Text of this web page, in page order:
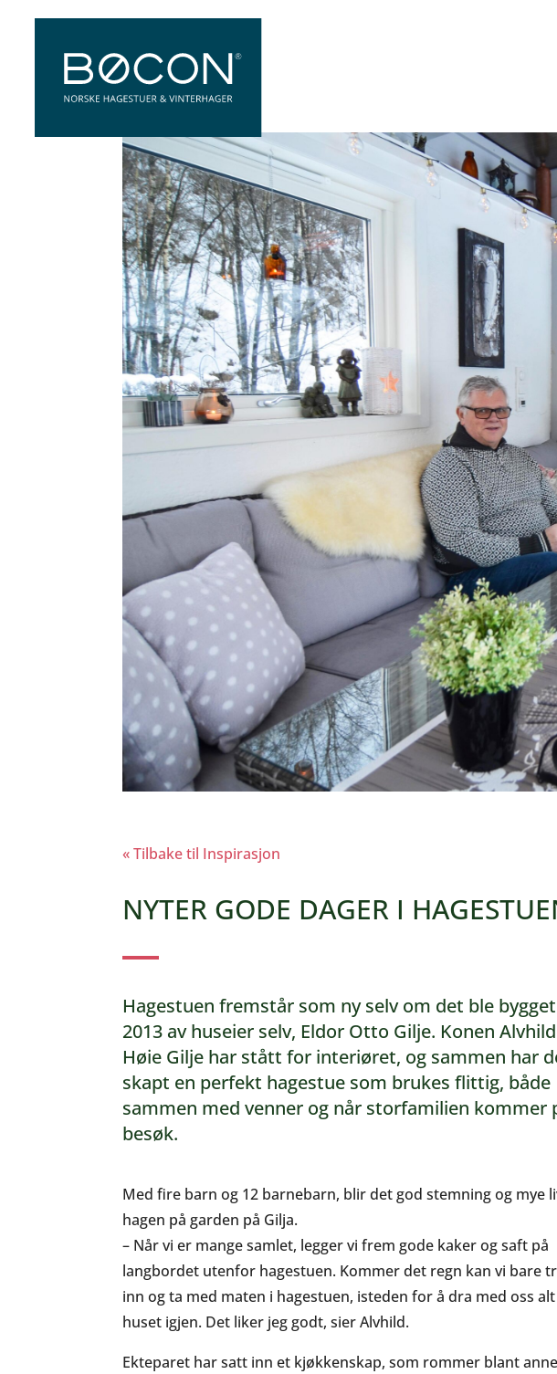
« Tilbake til Inspirasjon
NYTER GODE DAGER I
Hagestuen fremstår som ny selv om det ble
2013 av huseier selv, Eldor Otto Gilje. Konen Alvhild
Høie Gilje har stått for interiøret, og sammen har
skapt en perfekt hagestue som brukes flittig, både
sammen med venner og når storfamilien kommer
besøk.
Med fire barn og 12 barnebarn, blir det god stemning og mye
hagen på garden på Gilja.
– Når vi er mange samlet, legger vi frem gode kaker og saft på
langbordet utenfor hagestuen. Kommer det regn kan vi bare
inn og ta med maten i hagestuen, isteden for å dra med oss
huset igjen. Det liker jeg godt, sier Alvhild.
Ekteparet har satt inn et kjøkkenskap, som rommer blant